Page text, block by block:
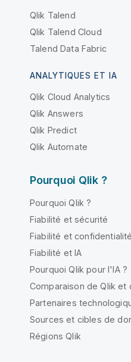
Qlik Talend
Qlik Talend Cloud
Talend Data Fabric
ANALYTIQUES ET IA
Qlik Cloud Analytics
Qlik Answers
Qlik Predict
Qlik Automate
Pourquoi Qlik ?
Pourquoi Qlik ?
Fiabilité et sécurité
Fiabilité et confidentialité
Fiabilité et IA
Pourquoi Qlik pour l'IA ?
Comparaison de Qlik et
Partenaires
Sources et cibles de
Régions Qlik